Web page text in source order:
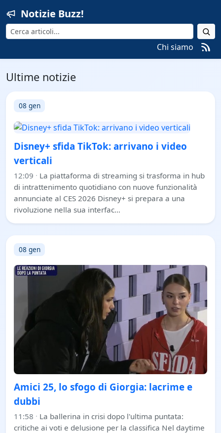
Notizie Buzz!
Cerca
Chi siamo
Ultime notizie
08 gen
Disney+ sfida TikTok: arrivano i video
verticali
12:09 · La piattaforma di streaming si trasforma in hub
di intrattenimento quotidiano con nuove funzionalità
annunciate al CES 2026 Disney+ si prepara a una
rivoluzione nella sua interfac…
08 gen
Amici 25, lo sfogo di Giorgia: lacrime e
dubbi
11:58 · La ballerina in crisi dopo l'ultima puntata:
critiche ai voti e delusione per la classifica Nel daytime